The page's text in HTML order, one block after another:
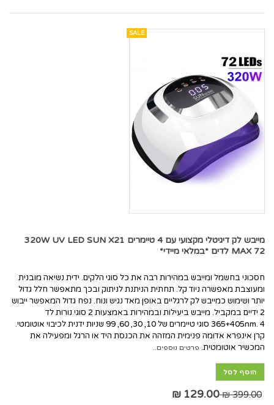
SALE
מייבש לק דיגיטלי מקצועי עם 4 טיימרים 320W UV LED SUN X21
MAX 72 לדים *במלאי מיידי*
חסכוני בחשמל ומייבש במהירות רבה את כל סוגי הלקים. ידית נשיאה מובנית
ומעוצבת מאפשרה ניוד קל. תחתית הניתנת לניתוק ובכך מתאפשר חלל גדול
יותר ושימוש כמייבש לק לרגליים באופן מאד נגיש ונוח. נפח גדול המאפשר ייבוש
2 ידיים במקביל. מייבש ביעילות ובמהירות באמצעות 2 סוגי נורות לד
365+405nm. 4 סוגי טיימרים של 10, 30, 60, 99 שניות ידנית לכיבוי אוטומטי.
קרן אינפרא אדומה פנימית המזהה את הכנסת היד או הרגל ומפעילה את
המכשיר אוטומטית. פרטים נוספים..
הוסף לסל
399.00 ₪
129.00 ₪